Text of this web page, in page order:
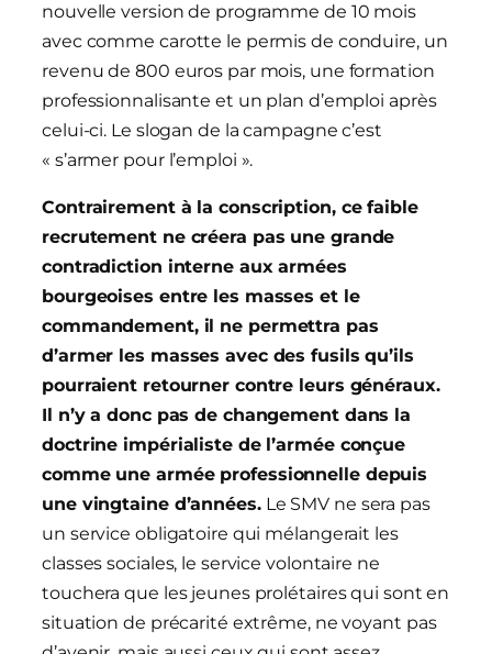
nouvelle version de programme de 10 mois
avec comme carotte le permis de conduire, un
revenu de 800 euros par mois, une formation
professionnalisante et un plan d’emploi après
celui-ci. Le slogan de la campagne c’est
« s’armer pour l’emploi ».
Contrairement à la conscription, ce faible
recrutement ne créera pas une grande
contradiction interne aux armées
bourgeoises entre les masses et le
commandement, il ne permettra pas
d’armer les masses avec des fusils qu’ils
pourraient retourner contre leurs généraux.
Il n’y a donc pas de changement dans la
doctrine impérialiste de l’armée conçue
comme une armée professionnelle depuis
une vingtaine d’années.Le SMV ne sera pas
un service obligatoire qui mélangerait les
classes sociales, le service volontaire ne
touchera que les jeunes prolétaires qui sont en
situation de précarité extrême, ne voyant pas